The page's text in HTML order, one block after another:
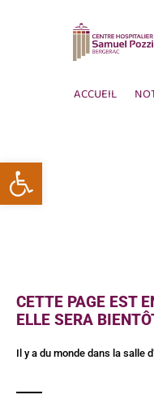
Ouvrir la
ACCUEIL
CETTE PAGE EST
ELLE SERA
Il y a du monde dans la salle